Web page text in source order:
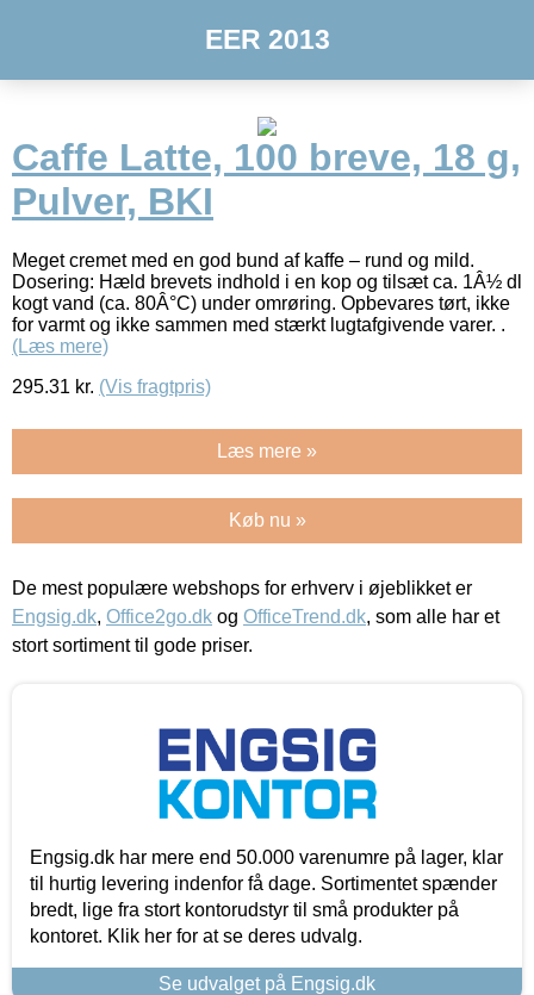
EER 2013
Caffe Latte, 100 breve, 18 g,
Pulver, BKI
Meget cremet med en god bund af kaffe – rund og mild.
Dosering: Hæld brevets indhold i en kop og tilsæt ca. 1Â½ dl
kogt vand (ca. 80Â°C) under omrøring. Opbevares tørt, ikke
for varmt og ikke sammen med stærkt lugtafgivende varer. .
(Læs mere)
295.31 kr. (Vis fragtpris)
Læs mere »
Køb nu »
De mest populære webshops for erhverv i øjeblikket er
Engsig.dk, Office2go.dk og OfficeTrend.dk, som alle har et
stort sortiment til gode priser.
Engsig.dk har mere end 50.000 varenumre på lager, klar
til hurtig levering indenfor få dage. Sortimentet spænder
bredt, lige fra stort kontorudstyr til små produkter på
kontoret. Klik her for at se deres udvalg.
Se udvalget på Engsig.dk